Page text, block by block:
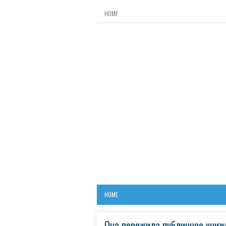
HOME
HOME